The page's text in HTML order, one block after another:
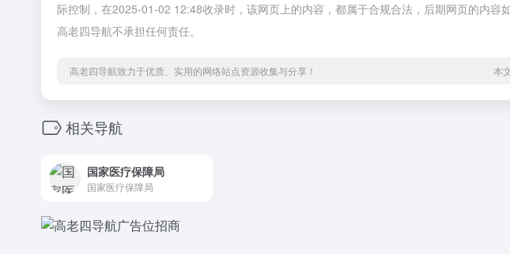
际控制，在2025-01-02 12:48收录时，该网页上的内容，都属于合规合法，后期网页的内容
高老四导航不承担任何责任。
高老四导航致力于优质、实用的网络站点资源收集与分享！ 本
相关导航
国家医疗保障局
国家医疗保障局